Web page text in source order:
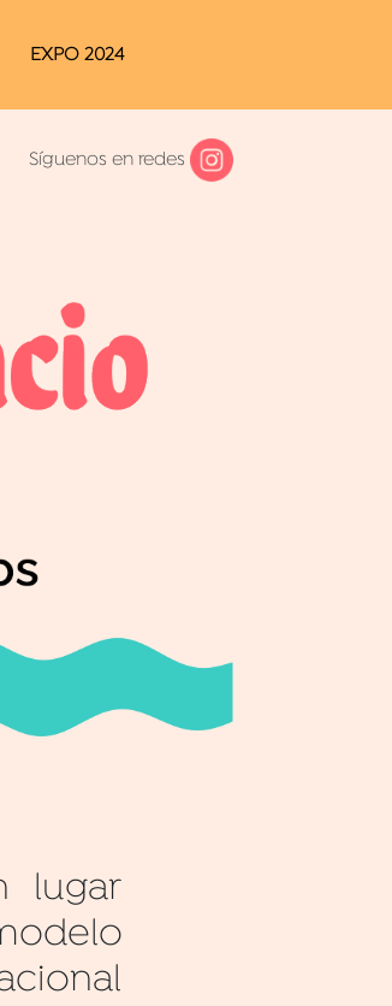
EXPO 2024
Síguenos en redes
lugar